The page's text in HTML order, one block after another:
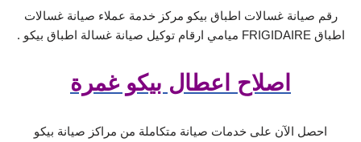
رقم صيانة غسالات اطباق بيكو مركز خدمة عملاء صيانة غسالات
اطباق FRIGIDAIRE ميامي ارقام توكيل صيانة غسالة اطباق بيكو .
اصلاح اعطال بيكو غمرة
احصل الآن على خدمات صيانة متكاملة من مراكز صيانة بيكو